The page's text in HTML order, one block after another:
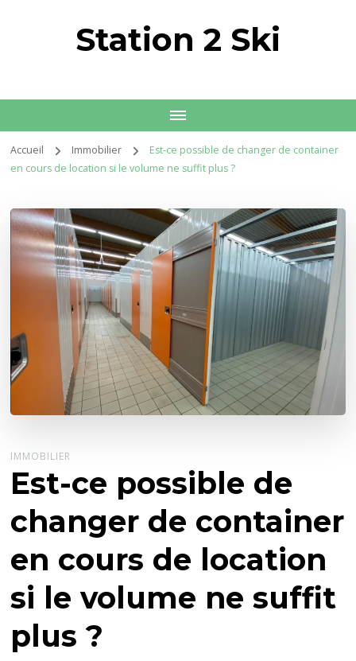
Station 2 Ski
Accueil Immobilier
Est-ce possible de changer de container
en cours de location si le volume ne suffit plus ?
IMMOBILIER
Est-ce possible de
changer de container
en cours de location
si le volume ne suffit
plus ?